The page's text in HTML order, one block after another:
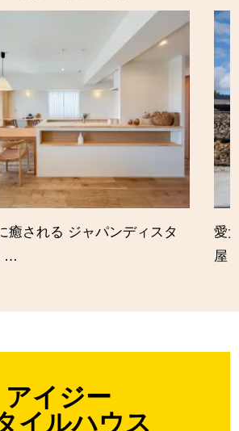
癒される ジャパンディスタ
…
愛
屋
アイジー
イルハウス